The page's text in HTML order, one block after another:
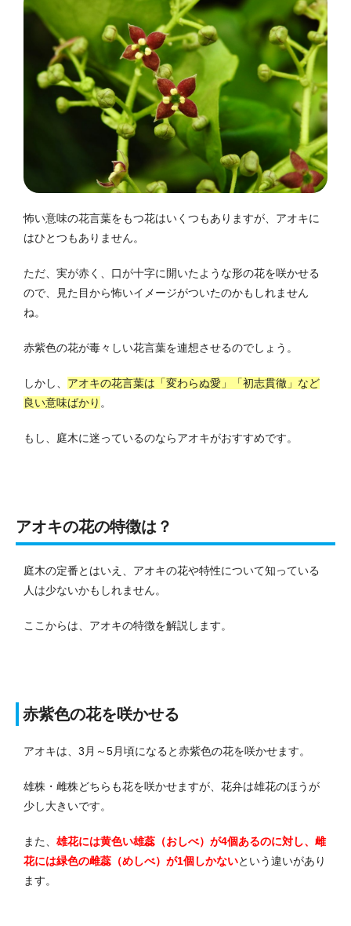
怖い意味の花言葉をもつ花はいくつもありますが、アオキに
はひとつもありません。
ただ、実が赤く、口が十字に開いたような形の花を咲かせる
ので、見た目から怖いイメージがついたのかもしれません
ね。
赤紫色の花が毒々しい花言葉を連想させるのでしょう。
しかし、 アオキの花言葉は「変わらぬ愛」「初志貫徹」など
良い意味ばかり 。
もし、庭木に迷っているのならアオキがおすすめです。
アオキの花の特徴は？
庭木の定番とはいえ、アオキの花や特性について知っている
人は少ないかもしれません。
ここからは、アオキの特徴を解説します。
赤紫色の花を咲かせる
アオキは、3月～5月頃になると赤紫色の花を咲かせます。
雄株・雌株どちらも花を咲かせますが、花弁は雄花のほうが
少し大きいです。
また、 雄花には黄色い雄蕊（おしべ）が4個あるのに対し、雌
花には緑色の雌蕊（めしべ）が1個しかないという違いがあり
ます。